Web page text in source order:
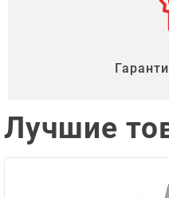
Лучшие